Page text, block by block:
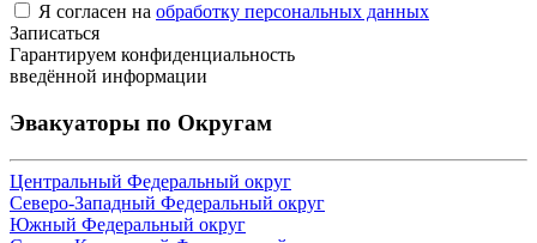
Я согласен на обработку персональных данных
Записаться
Гарантируем конфиденциальность
введённой информации
Эвакуаторы по Округам
Центральный Федеральный округ
Северо-Западный Федеральный округ
Южный Федеральный округ